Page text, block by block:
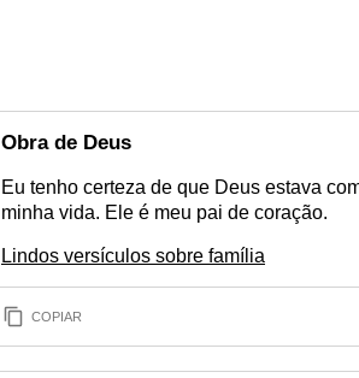
Obra de Deus
Eu tenho certeza de que Deus estava
minha vida. Ele é meu pai de coração.
Lindos versículos sobre família
COPIAR